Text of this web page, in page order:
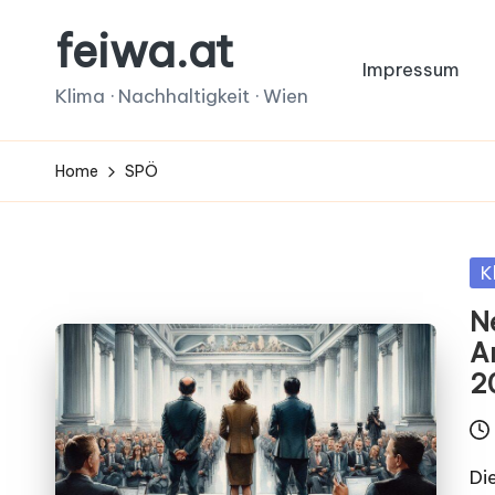
feiwa.at
Klima · Nachhaltigkeit · Wien
Impressum
Home SPÖ